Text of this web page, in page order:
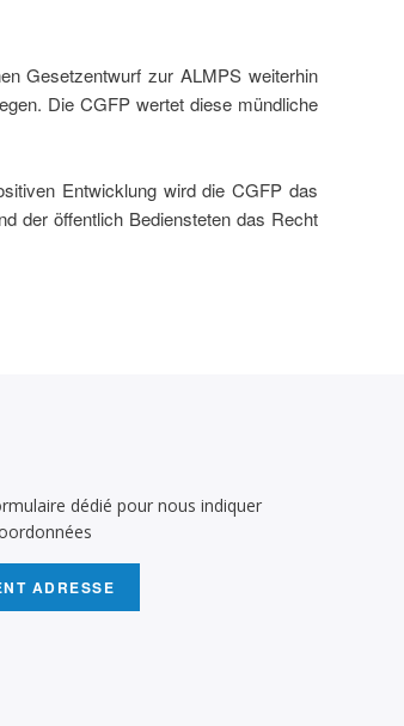
Gesetzentwurf zur ALMPS weiterhin
Die CGFP wertet diese mündliche
Entwicklung wird die CGFP das
der öffentlich Bediensteten das Recht
dédié pour nous indiquer
ADRESSE